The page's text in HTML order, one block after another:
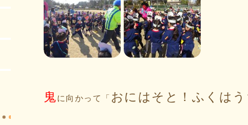
鬼に向かって「 おにはそと！ふくは